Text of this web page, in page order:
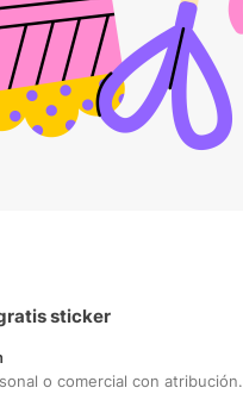
sticker
o comercial con atribución.